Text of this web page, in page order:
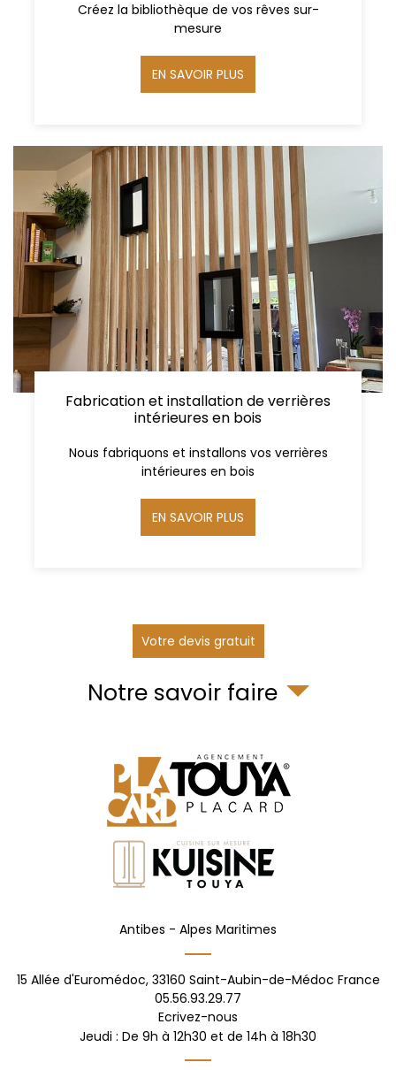
Créez la bibliothèque de vos rêves sur-
mesure
EN SAVOIR PLUS
Fabrication et installation de verrières
intérieures en bois
Nous fabriquons et installons vos verrières
intérieures en bois
EN SAVOIR PLUS
Votre devis gratuit
Notre savoir faire
Antibes - Alpes Maritimes
15 Allée d'Euromédoc, 33160 Saint-Aubin-de-Médoc France
05.56.93.29.77
Ecrivez-nous
Jeudi : De 9h à 12h30 et de 14h à 18h30